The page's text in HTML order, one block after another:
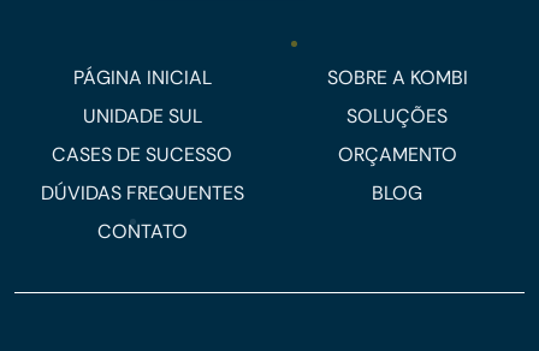
PÁGINA INICIAL
SOBRE A KOMBI
UNIDADE SUL
SOLUÇÕES
CASES DE SUCESSO
ORÇAMENTO
DÚVIDAS FREQUENTES
BLOG
CONTATO